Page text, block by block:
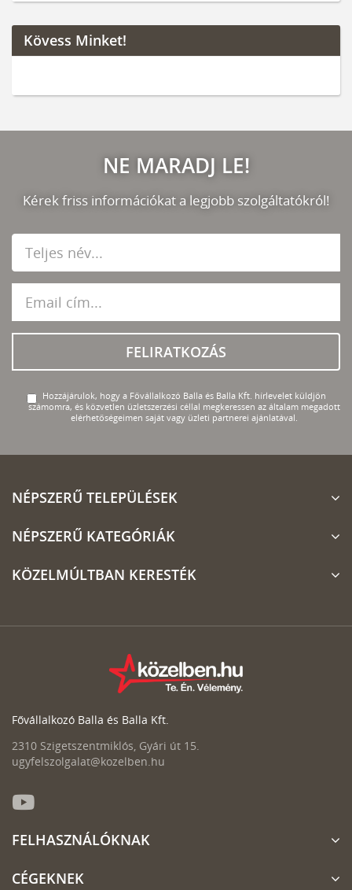
Kövess Minket!
NE MARADJ LE!
Kérek friss információkat a legjobb szolgáltatókról!
FELIRATKOZÁS
Hozzájárulok, hogy a Fővállalkozó Balla és Balla Kft. hírlevelet küldjön
számomra, és közvetlen üzletszerzési céllal megkeressen az általam megadott
elérhetőségeimen saját vagy üzleti partnerei ajánlatával.
NÉPSZERŰ TELEPÜLÉSEK
NÉPSZERŰ KATEGÓRIÁK
KÖZELMÚLTBAN KERESTÉK
Fővállalkozó Balla és Balla Kft.
2310 Szigetszentmiklós, Gyári út 15.
ugyfelszolgalat@kozelben.hu
FELHASZNÁLÓKNAK
CÉGEKNEK